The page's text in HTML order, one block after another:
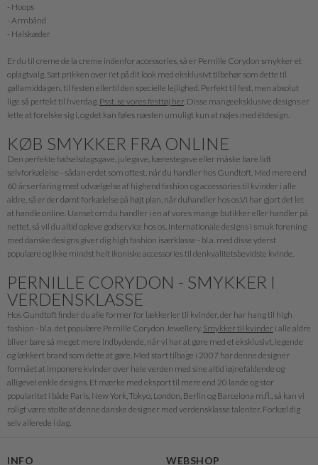
- Hoops
- Armbånd
- Halskæder
Er du til creme de la creme indenfor accessories, så er Pernille Corydon smykker et
oplagtvalg. Sæt prikken over i'et på dit look med eksklusivt tilbehør som dette til
gallamiddagen, til festen ellertil den specielle lejlighed. Perfekt til fest, men absolut
lige så perfekt til hverdag. Psst. se vores festtøj her. Disse mangeeksklusive designs er
lette at forelske sig i, og det kan føles næsten umuligt kun at nøjes med étdesign.
KØB SMYKKER FRA ONLINE
Den perfekte fødselsdagsgave, julegave, kærestegave eller måske bare lidt
selvforkælelse - sådan erdet som oftest, når du handler hos Gundtoft. Med mere end
60 års erfaring med udvælgelse af highend fashion og accessories til kvinder i alle
aldre, så er der dømt forkælelse på højt plan, når duhandler hos os.Vi har gjort det let
at handle online. Uanset om du handler i en af vores mange butikker eller handler på
nettet, så vil du altid opleve godservice hos os. Internationale designs i smuk forening
med danske designs giver dig high fashion isærklasse - bl.a. med disse yderst
populære og ikke mindst helt ikoniske accessories til denkvalitetsbevidste kvinde.
PERNILLE CORYDON - SMYKKER I
VERDENSKLASSE
Hos Gundtoft finder du alle former for lækkerier til kvinder, der har hang til high
fashion - bl.a. det populære Pernille Corydon Jewellery. Smykker til kvinder i alle aldre
bliver bare så meget mere indbydende, når vi har at gøre med et eksklusivt, legende
og lækkert brand som dette at gøre. Med start tilbage i 2007 har denne designer
formået at imponere kvinder over hele verden med sine altid iøjnefaldende og
alligevel enkle designs. Et mærke med eksport til mere end 20 lande og stor
popularitet i både Paris, New York, Tokyo, London, Berlin og Barcelona m.fl., så kan vi
roligt være stolte af denne danske designer med verdensklasse talenter. Forkæl dig
selv allerede i dag.
INFO WEBSHOP